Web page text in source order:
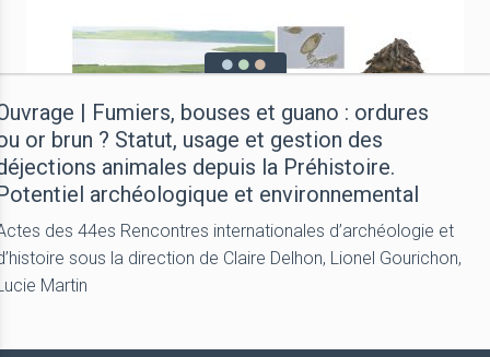
| Fumiers, bouses et guano : ordures
or brun ? Statut, usage et gestion des
animales depuis la Préhistoire.
archéologique et environnemental
des 44es Rencontres internationales d’archéologie et
sous la direction de Claire Delhon, Lionel Gourichon,
Martin